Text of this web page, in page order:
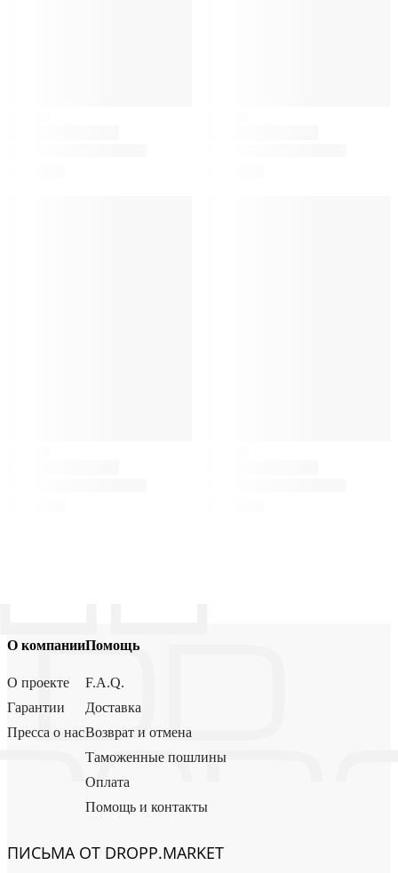
О компании
О проекте
Гарантии
Пресса о нас
Помощь
F.A.Q.
Доставка
Возврат и отмена
Таможенные пошлины
Оплата
Помощь и контакты
ПИСЬМА ОТ DROPP.MARKET